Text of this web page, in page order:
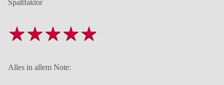
Spaßfaktor
Alles in allem Note: